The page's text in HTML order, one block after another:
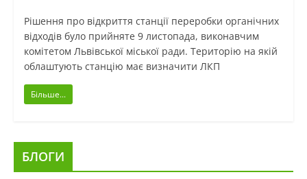
Рішення про відкриття станції переробки органічних
відходів було прийняте 9 листопада, виконавчим
комітетом Львівської міської ради. Територію на якій
облаштують станцію має визначити ЛКП
Більше...
БЛОГИ